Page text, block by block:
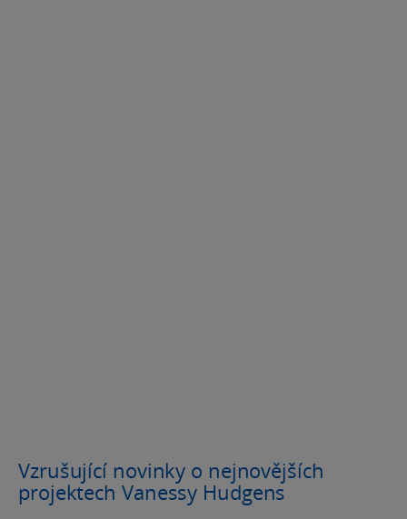
Vzrušující novinky o nejnovějších
projektech Vanessy Hudgens